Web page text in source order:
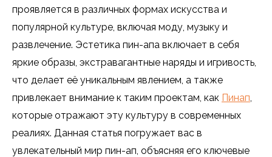
проявляется в различных формах искусства и
популярной культуре, включая моду, музыку и
развлечение. Эстетика пин-апа включает в себя
яркие образы, экстравагантные наряды и игривость,
что делает её уникальным явлением, а также
привлекает внимание к таким проектам, как Пинап,
которые отражают эту культуру в современных
реалиях. Данная статья погружает вас в
увлекательный мир пин-ап, объясняя его ключевые